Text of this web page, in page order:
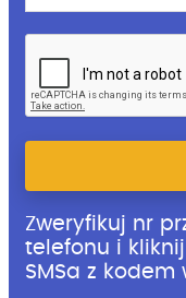
Zweryfikuj nr
telefonu i kliknij
SMSa z